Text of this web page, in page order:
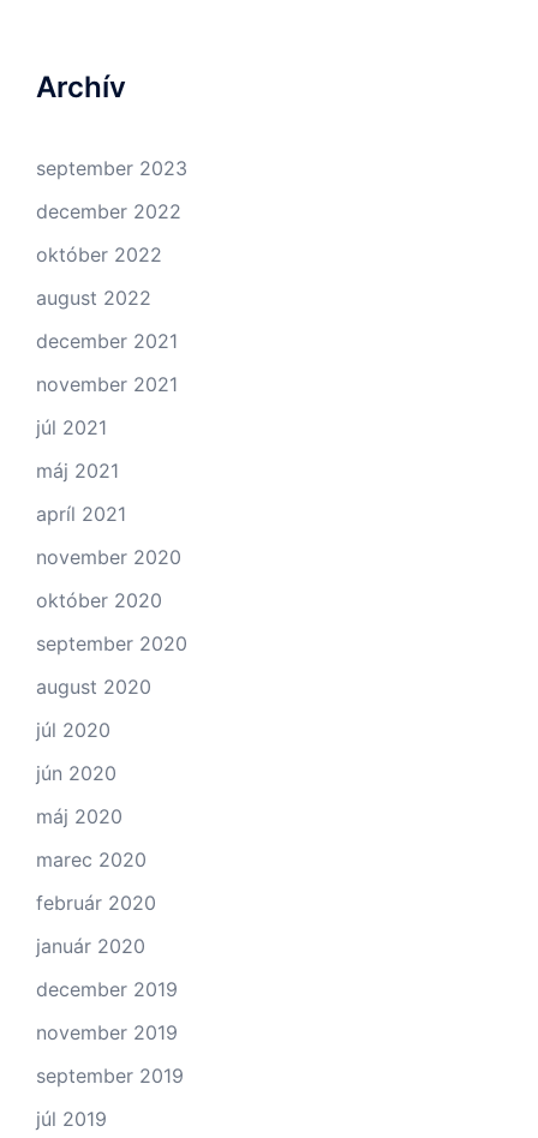
Archív
september 2023
december 2022
október 2022
august 2022
december 2021
november 2021
júl 2021
máj 2021
apríl 2021
november 2020
október 2020
september 2020
august 2020
júl 2020
jún 2020
máj 2020
marec 2020
február 2020
január 2020
december 2019
november 2019
september 2019
júl 2019